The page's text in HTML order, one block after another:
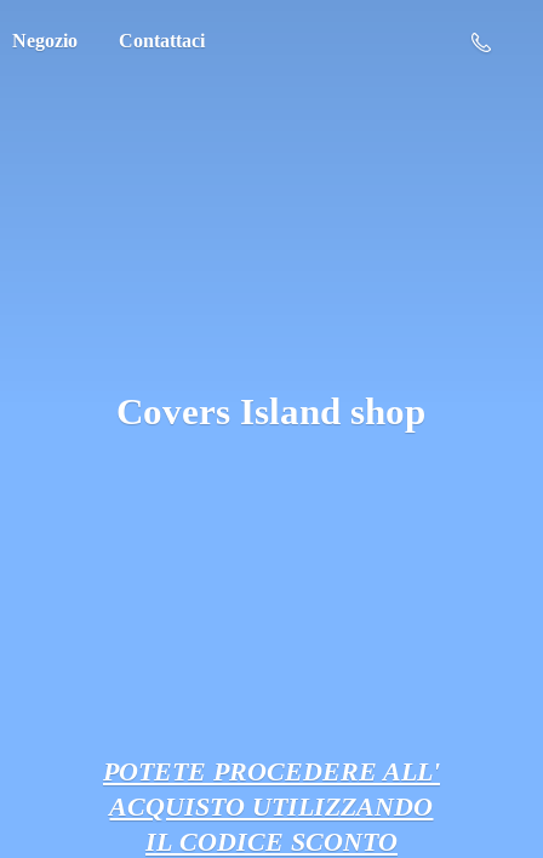
Negozio Contattaci
Covers Island shop
POTETE PROCEDERE ALL'
ACQUISTO UTILIZZANDO
IL CODICE SCONTO